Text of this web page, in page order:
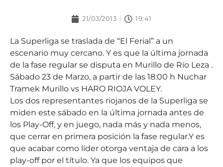
21/03/2013 19:41
La Superliga se traslada de “El Ferial” a un
escenario muy cercano. Y es que la última jornada
de la fase regular se disputa en Murillo de Río Leza .
Sábado 23 de Marzo, a partir de las 18:00 h Nuchar
Tramek Murillo vs HARO RIOJA VOLEY.
Los dos representantes riojanos de la Superliga se
miden este sábado en la última jornada antes de
los Play-Off, y en juego, nada más y nada menos,
que cerrar en primera posición la fase regular.Y es
que acabar como líder otorga ventaja de cara a los
play-off por el título. Ya que los equipos que